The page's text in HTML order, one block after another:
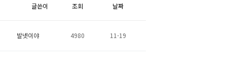
글쓴이 조회 날짜
발넷이야 4980 11-19